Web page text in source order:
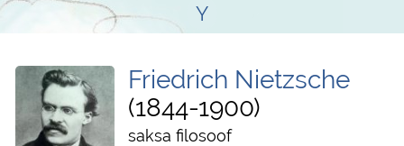
Y
Friedrich Nietzsche
1844-1900
saksa filosoof